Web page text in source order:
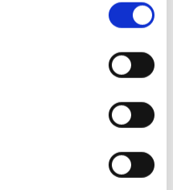
datatab med Skykick
af jeres data